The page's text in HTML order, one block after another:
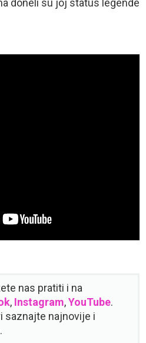
doneli su joj status legende
nas pratiti i na
, Instagram,YouTube.
saznajte najnovije i